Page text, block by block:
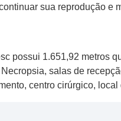
sua reprodução
possui 1.651,92 metros
salas de
centro cirúrgico,